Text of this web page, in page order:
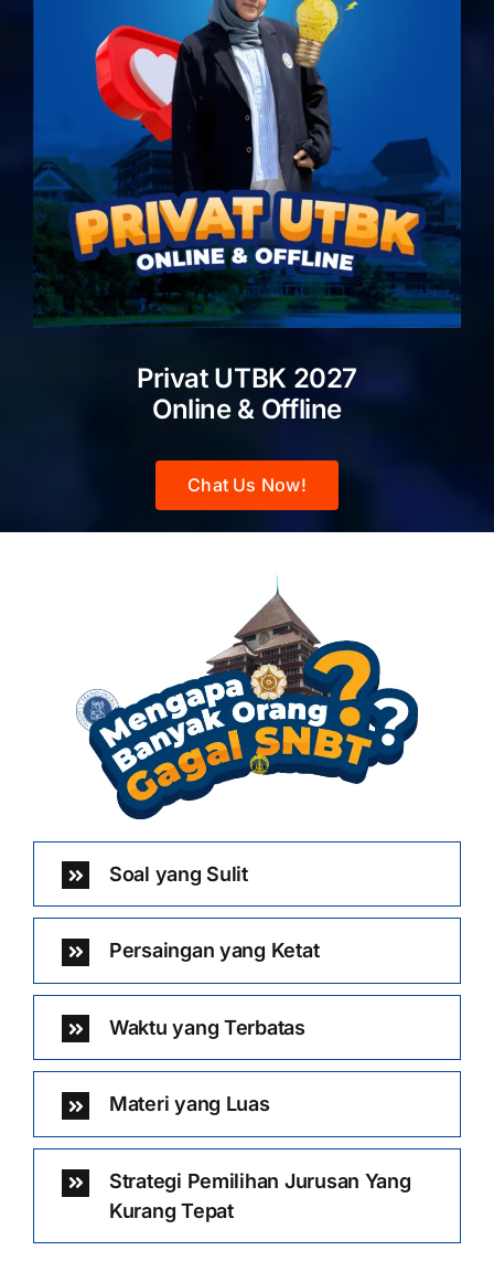
Privat UTBK 2027
Online & Offline
Chat Us Now!
Soal yang Sulit
Persaingan yang Ketat
Waktu yang Terbatas
Materi yang Luas
Strategi Pemilihan Jurusan Yang
Kurang Tepat